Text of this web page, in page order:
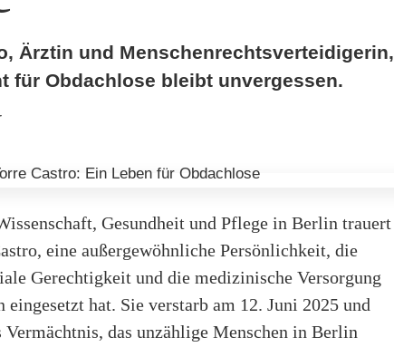
Ärztin und Menschenrechtsverteidigerin,
für Obdachlose bleibt unvergessen.
Gesundheit und Pflege in Berlin trauert
eine außergewöhnliche Persönlichkeit, die
Gerechtigkeit und die medizinische Versorgung
eingesetzt hat. Sie verstarb am 12. Juni 2025 und
Vermächtnis, das unzählige Menschen in Berlin